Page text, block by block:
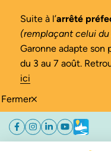
Fermer
Suite à l’arrêté
(remplaçant celui
Garonne adapte son
du 3 au 7 août.
ici
Aller
Aller
au
Aller
au
Facebook
(ouverture dans un
Instagram
(ouverture dans un
Linkedin
(ouverture dans
YouTube
(ouverture
Météo